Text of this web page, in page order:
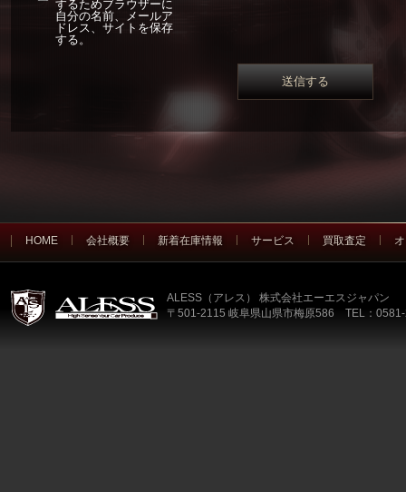
するためブラウザーに
自分の名前、メールア
ドレス、サイトを保存
する。
HOME 会社概要 新着在庫情報 サービス 買取査定
ALESS（アレス） 株式会社エーエスジャパン
〒501-2115 岐阜県山県市梅原586 TEL：